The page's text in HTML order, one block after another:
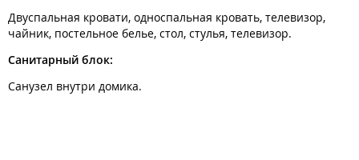
Двуспальная кровати, односпальная кровать, телевизор,
чайник, постельное белье, стол, стулья, телевизор.
Санитарный блок:
Санузел внутри домика.